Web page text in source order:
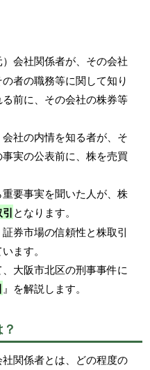
）会社関係者が、その会社
者の職務等に関して知り
前に、その会社の株券等
社の内情を知る者が、そ
実の公表前に、株を売買
要事実を聞いた人が、株
となります。
券市場の信頼性と株取引
ます。
大阪市北区の刑事事件に
』を解説します。
関係者とは、どの程度の